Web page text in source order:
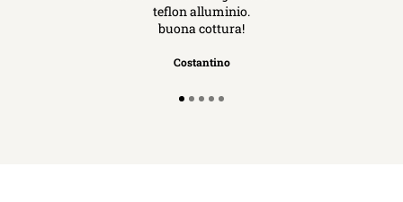
teflon alluminio.
buona cottura!
Costantino